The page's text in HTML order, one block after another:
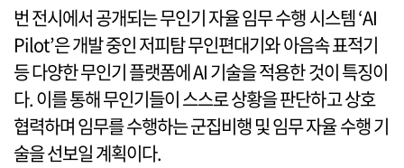
번 전시에서 공개되는 무인기 자율 임무 수행 시스템 ‘AI
Pilot’은 개발 중인 저피탐 무인편대기와 아음속 표적기
등 다양한 무인기 플랫폼에 AI 기술을 적용한 것이 특징이
다. 이를 통해 무인기들이 스스로 상황을 판단하고 상호
협력하며 임무를 수행하는 군집비행 및 임무 자율 수행 기
술을 선보일 계획이다.